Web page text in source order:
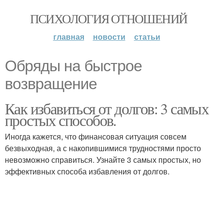
ПСИХОЛОГИЯ ОТНОШЕНИЙ
главная новости статьи
Обряды на быстрое
возвращение
Как избавиться от долгов: 3 самых
простых способов.
Иногда кажется, что финансовая ситуация совсем
безвыходная, а с накопившимися трудностями просто
невозможно справиться. Узнайте 3 самых простых, но
эффективных способа избавления от долгов.